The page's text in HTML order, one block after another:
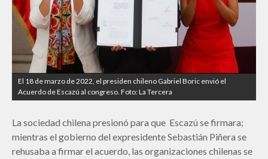
El 18 de marzo de 2022, el presiden chileno Gabriel Boric envió el
Acuerdo de Escazú al congreso. Foto: La Tercera
La sociedad chilena presionó para que Escazú se firmara;
mientras el gobierno del expresidente Sebastián Piñera se
rehusaba a firmar el acuerdo, las organizaciones chilenas se